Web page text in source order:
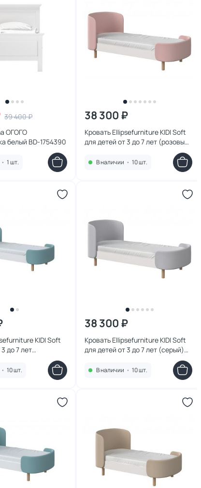
39 400 ₽
ОГОГО
белый BD-1754390
• 1 шт.
38 300 ₽
Кровать Ellipsefurniture KIDI Soft
для детей от 3 до 7 лет (розовый)
В наличии • 10 шт.
KIDI Soft
до 7 лет
KD040108010198
• 10 шт.
38 300 ₽
Кровать Ellipsefurniture KIDI Soft
для детей от 3 до 7 лет (серый)
В наличии • 10 шт.